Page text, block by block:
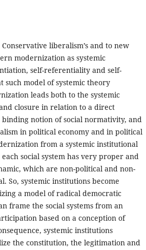
liberalism’s and to new
modernization as systemic
self-referentiality and self-
such model of systemic theory
leads both to the systemic
closure in relation to a direct
binding notion of social normativity, and
in political economy and in political
from a systemic institutional
social system has very proper and
which are non-political and non-
So, systemic institutions become
a model of radical democratic
frame the social systems from an
based on a conception of
systemic institutions
the constitution, the legitimation and